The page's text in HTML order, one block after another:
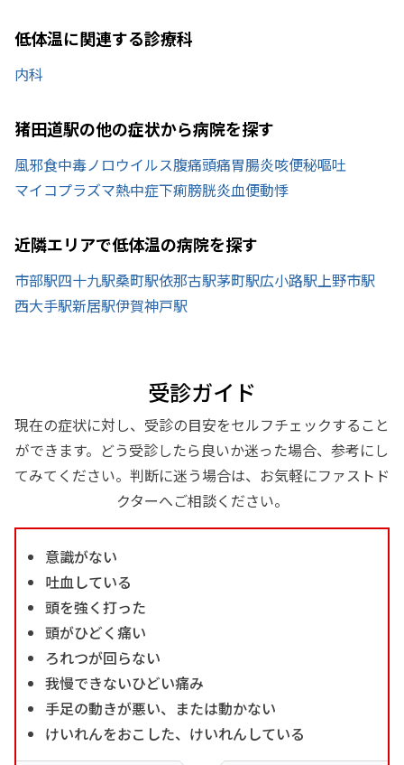
低体温に関連する診療科
内科
猪田道駅の他の症状から病院を探す
風邪食中毒ノロウイルス腹痛頭痛胃腸炎咳便秘嘔吐
マイコプラズマ熱中症下痢膀胱炎血便動悸
近隣エリアで低体温の病院を探す
市部駅四十九駅桑町駅依那古駅茅町駅広小路駅 上野市駅
西大手駅新居駅伊賀神戸駅
受診ガイド
現在の症状に対し、受診の目安をセルフチェックすること
ができます。どう受診したら良いか迷った場合、参考にし
てみてください。判断に迷う場合は、お気軽にファストド
クターへご相談ください。
意識がない
吐血している
頭を強く打った
頭がひどく痛い
ろれつが回らない
我慢できないひどい痛み
手足の動きが悪い、または動かない
けいれんをおこした、けいれんしている